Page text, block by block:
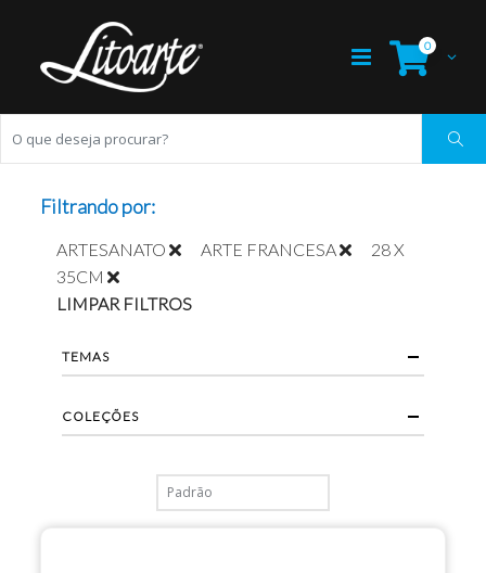
0
Filtrando por:
ARTESANATO ARTE FRANCESA
28 X
35CM
LIMPAR FILTROS
TEMAS
COLEÇÕES